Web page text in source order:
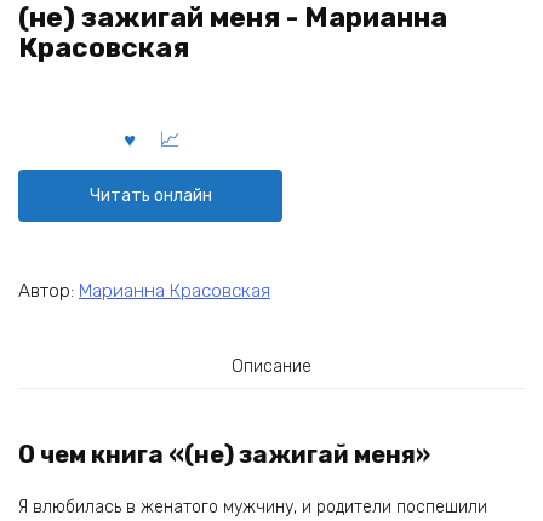
(не) зажигай меня - Марианна
Красовская
Читать онлайн
Автор: Марианна Красовская
Описание
О чем книга «(не) зажигай меня»
Я влюбилась в женатого мужчину, и родители поспешили